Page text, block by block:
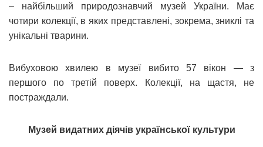
– найбільший природознавчий музей України. Має
чотири колекції, в яких представлені, зокрема, зниклі та
унікальні тварини.
Вибуховою хвилею в музеї вибито 57 вікон — з
першого по третій поверх. Колекції, на щастя, не
постраждали.
Музей видатних діячів української культури